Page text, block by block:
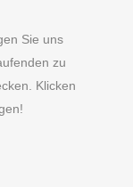
Sie uns
zu
Klicken